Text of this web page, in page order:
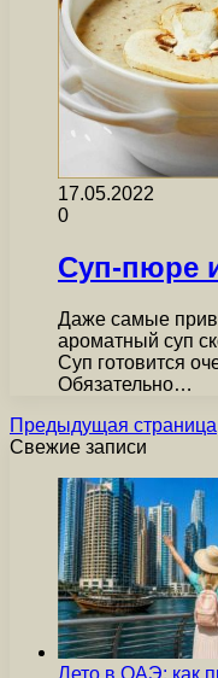
17.05.2022
0
Суп-пюре
Даже самые
ароматный суп
Суп готовится
Обязательно…
Предыдущая страница
Свежие записи
Лето в ОАЭ: как